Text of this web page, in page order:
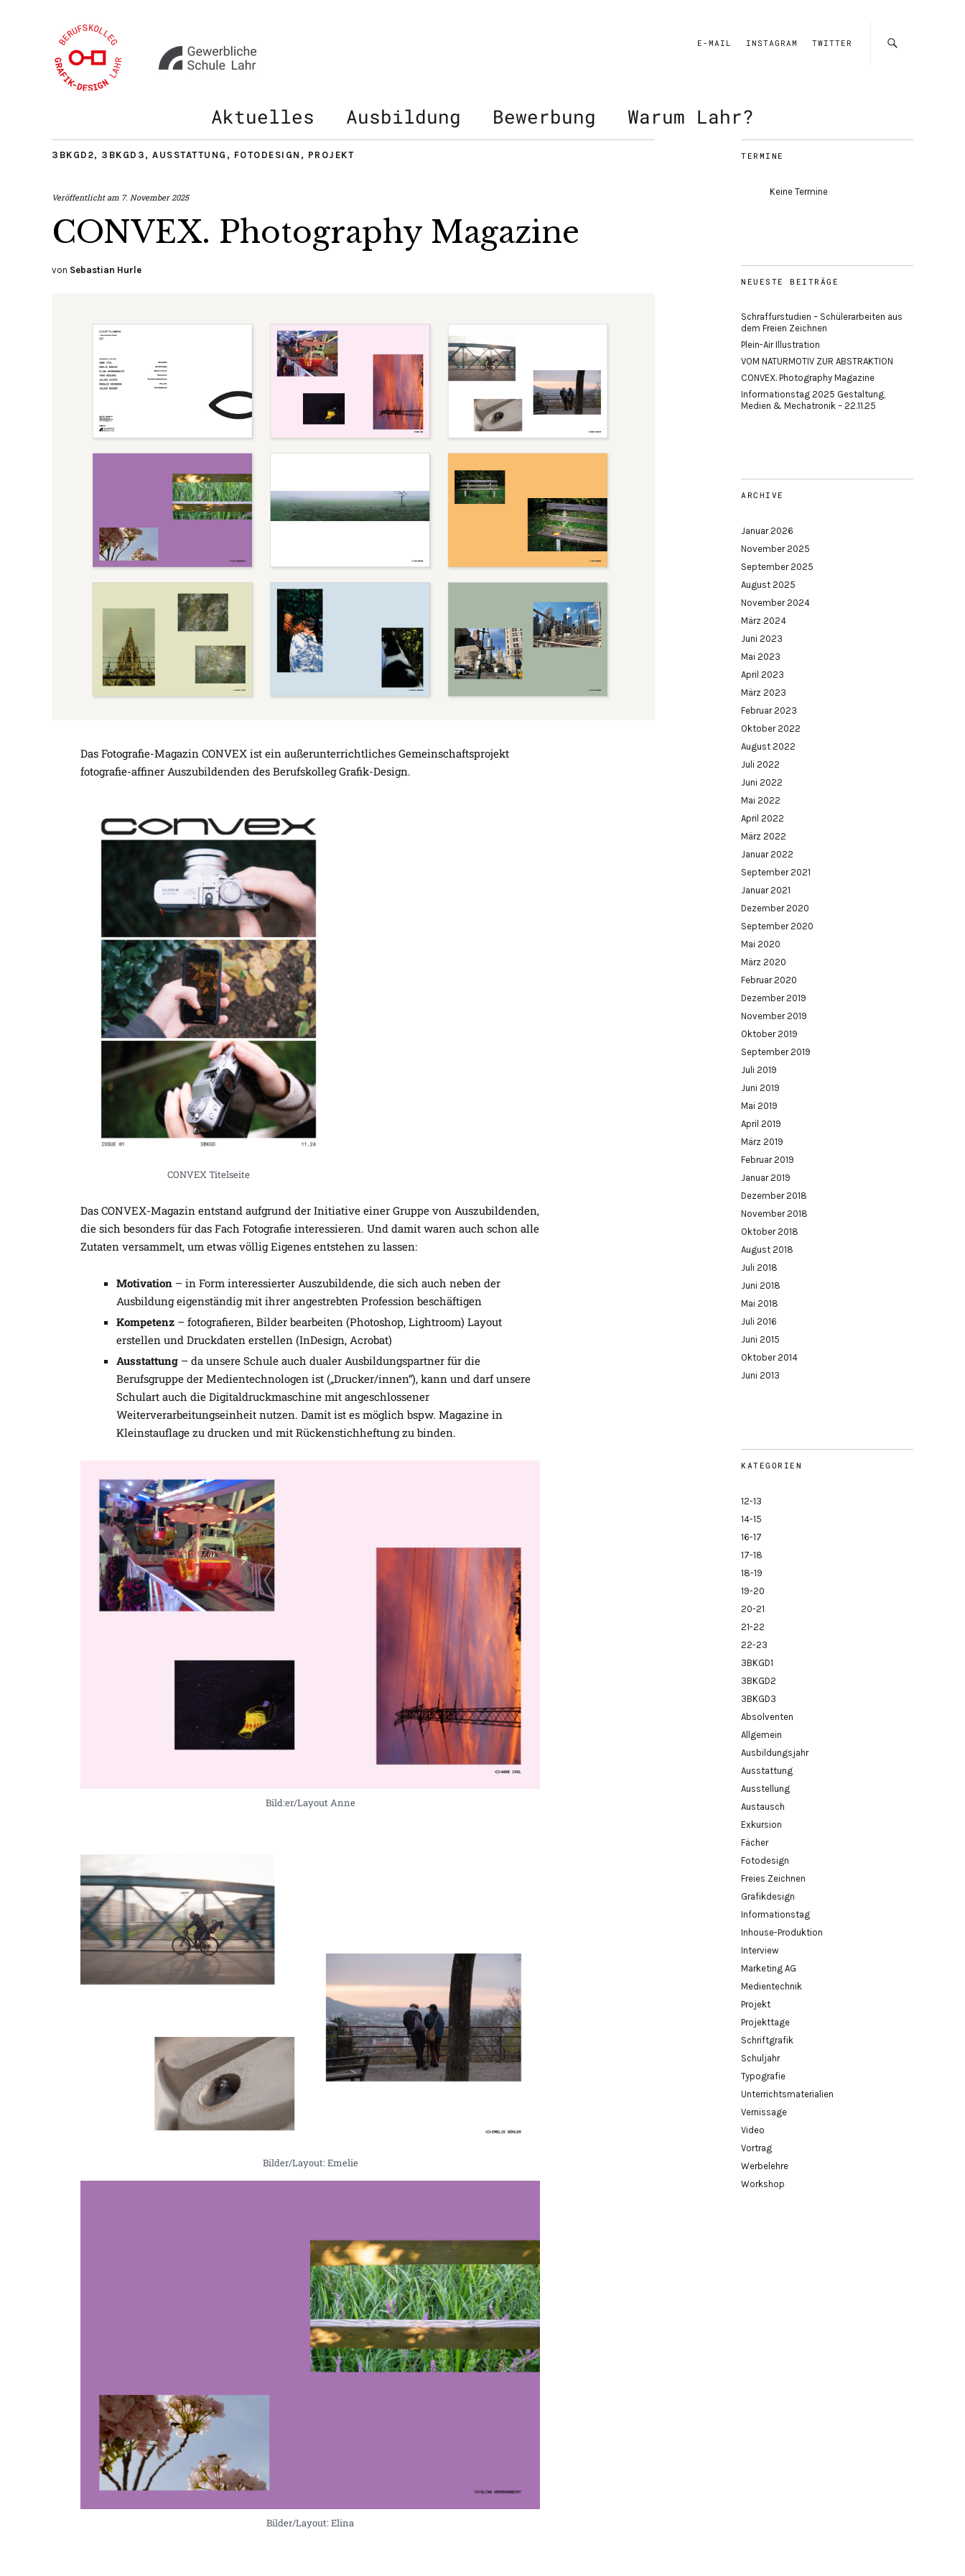
E-MAIL INSTAGRAM TWITTER
Aktuelles Ausbildung Bewerbung Warum Lahr?
3BKGD2, 3BKGD3 , AUSSTATTUNG , FOTODESIGN , PROJEKT
Veröffentlicht am 7. November 2025
CONVEX. Photography Magazine
von Sebastian Hurle
Das Fotografie-Magazin CONVEX ist ein außerunterrichtliches Gemeinschaftsprojekt
fotografie-affiner Auszubildenden des Berufskolleg Grafik-Design.
CONVEX Titelseite
Das CONVEX-Magazin entstand aufgrund der Initiative einer Gruppe von Auszubildenden,
die sich besonders für das Fach Fotografie interessieren. Und damit waren auch schon alle
Zutaten versammelt, um etwas völlig Eigenes entstehen zu lassen:
Motivation – in Form interessierter Auszubildende, die sich auch neben der
Ausbildung eigenständig mit ihrer angestrebten Profession beschäftigen
Kompetenz – fotografieren, Bilder bearbeiten (Photoshop, Lightroom) Layout
erstellen und Druckdaten erstellen (InDesign, Acrobat)
Ausstattung – da unsere Schule auch dualer Ausbildungspartner für die
Berufsgruppe der Medientechnologen ist („Drucker/innen“), kann und darf unsere
Schulart auch die Digitaldruckmaschine mit angeschlossener
Weiterverarbeitungseinheit nutzen. Damit ist es möglich bspw. Magazine in
Kleinstauflage zu drucken und mit Rückenstichheftung zu binden.
Bild:er/Layout Anne
Bilder/Layout: Emelie
Bilder/Layout: Elina
TERMINE
Keine Termine
NEUESTE BEITRÄGE
Schraffurstudien – Schülerarbeiten aus
dem Freien Zeichnen
Plein-Air Illustration
VOM NATURMOTIV ZUR ABSTRAKTION
CONVEX. Photography Magazine
Informationstag 2025 Gestaltung,
Medien & Mechatronik – 22.11.25
ARCHIVE
Januar 2026
November 2025
September 2025
August 2025
November 2024
März 2024
Juni 2023
Mai 2023
April 2023
März 2023
Februar 2023
Oktober 2022
August 2022
Juli 2022
Juni 2022
Mai 2022
April 2022
März 2022
Januar 2022
September 2021
Januar 2021
Dezember 2020
September 2020
Mai 2020
März 2020
Februar 2020
Dezember 2019
November 2019
Oktober 2019
September 2019
Juli 2019
Juni 2019
Mai 2019
April 2019
März 2019
Februar 2019
Januar 2019
Dezember 2018
November 2018
Oktober 2018
August 2018
Juli 2018
Juni 2018
Mai 2018
Juli 2016
Juni 2015
Oktober 2014
Juni 2013
KATEGORIEN
12-13
14-15
16-17
17-18
18-19
19-20
20-21
21-22
22-23
3BKGD1
3BKGD2
3BKGD3
Absolventen
Allgemein
Ausbildungsjahr
Ausstattung
Ausstellung
Austausch
Exkursion
Fächer
Fotodesign
Freies Zeichnen
Grafikdesign
Informationstag
Inhouse-Produktion
Interview
Marketing AG
Medientechnik
Projekt
Projekttage
Schriftgrafik
Schuljahr
Typografie
Unterrichtsmaterialien
Vernissage
Video
Vortrag
Werbelehre
Workshop